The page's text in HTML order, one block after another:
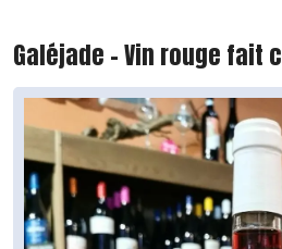
Galéjade - Vin rouge fait